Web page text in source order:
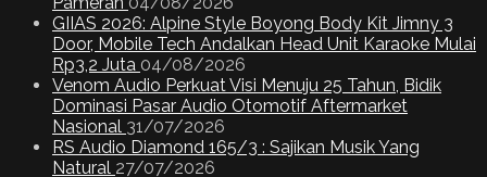
GIIAS 2026: Alpine Style Boyong Body Kit Jimny 3
Door, Mobile Tech Andalkan Head Unit Karaoke Mulai
Rp3,2 Juta 04/08/2026
Venom Audio Perkuat Visi Menuju 25 Tahun, Bidik
Dominasi Pasar Audio Otomotif Aftermarket
Nasional 31/07/2026
RS Audio Diamond 165/3 : Sajikan Musik Yang
Natural 27/07/2026